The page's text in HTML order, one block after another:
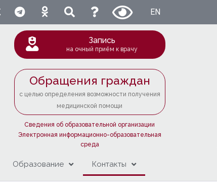
EN
Запись
на очный приём к врачу
Обращения граждан
с целью определения возможности получения
медицинской помощи
Сведения об образовательной организации
Электронная информационно-образовательная
среда
Образование Контакты